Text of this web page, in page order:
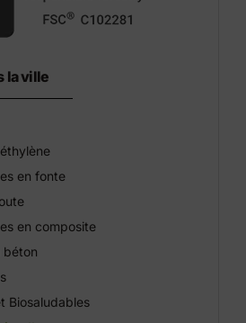
la ville
en fonte
en composite
béton
Biosaludables